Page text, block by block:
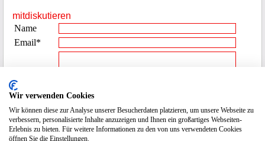
mitdiskutieren
Name
Email*
Beitrag**
Spamcode
eingeben
9114
Wir verwenden Cookies
Wir können diese zur Analyse unserer Besucherdaten platzieren, um unsere Webseite zu
verbessern, personalisierte Inhalte anzuzeigen und Ihnen ein großartiges Webseiten-
Erlebnis zu bieten. Für weitere Informationen zu den von uns verwendeten Cookies
öffnen Sie die Einstellungen.